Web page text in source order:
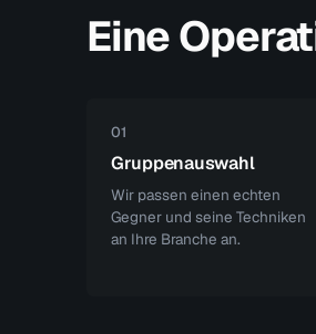
Eine
01
Gruppenauswahl
Wir passen einen echten
Gegner und seine Techniken
an Ihre Branche an.